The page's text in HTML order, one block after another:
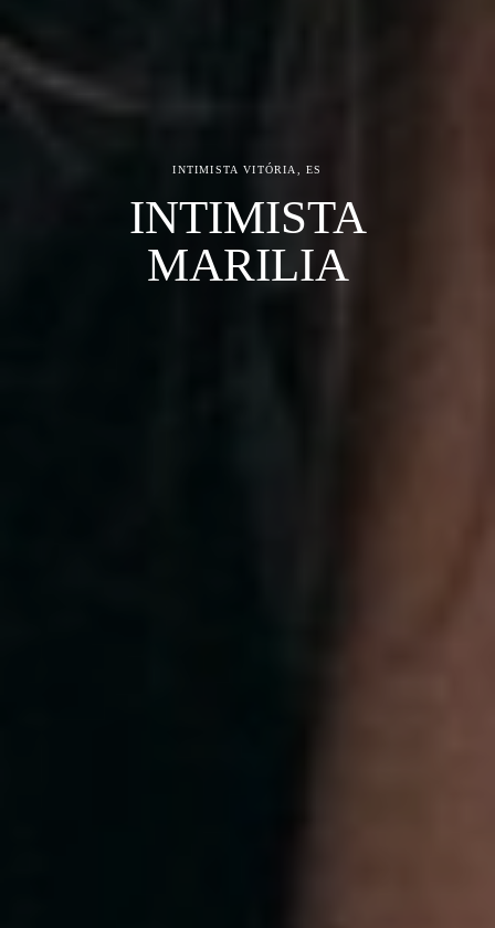
INTIMISTA VITÓRIA, ES
INTIMISTA
MARILIA